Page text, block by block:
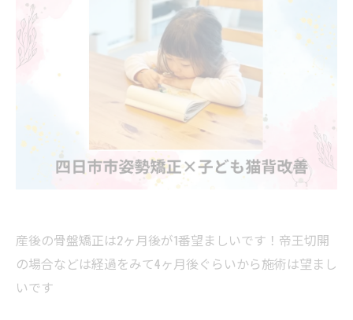
産後の骨盤矯正は2ヶ月後が1番望ましいです！帝王切開
の場合などは経過をみて4ヶ月後ぐらいから施術は望まし
いです